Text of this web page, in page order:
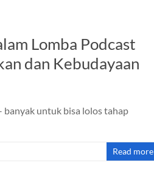
Lomba Podcast
dan Kebudayaan
banyak untuk bisa lolos tahap
Read more